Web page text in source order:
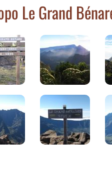
Le Grand